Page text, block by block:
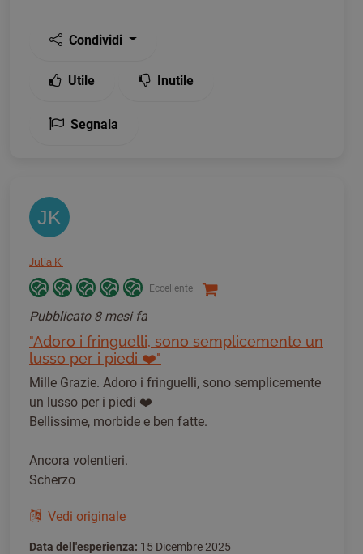
Condividi
Utile Inutile
Segnala
JK
Julia K.
Eccellente
Pubblicato 8 mesi fa
"Adoro i fringuelli, sono semplicemente un
lusso per i piedi ❤️"
Mille Grazie. Adoro i fringuelli, sono semplicemente
un lusso per i piedi ❤️
Bellissime, morbide e ben fatte.
Ancora volentieri.
Scherzo
Vedi originale
Data dell'esperienza: 15 Dicembre 2025